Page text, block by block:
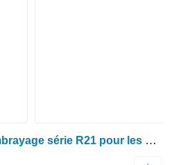
John Deere Disque d'embrayage série R21 pour les modèles 5620, 5720, 5820, 7000, 7010, 6000 et 6010 R216292 pour tracteur à roues